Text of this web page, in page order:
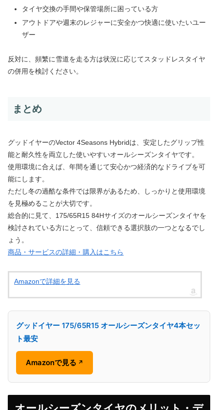
タイヤ交換の手間や保管場所に困っている方
アウトドアや週末のレジャーに安全かつ快適に使いたいユー
ザー
反対に、頻繁に雪道を走る方は状況に応じてスタッドレスタイヤ
の併用を検討ください。
まとめ
グッドイヤーのVector 4Seasons Hybridは、安定したグリップ性
能と耐久性を両立した使いやすいオールシーズンタイヤです。
使用環境に合えば、年間を通じて安心かつ経済的なドライブを可
能にします。
ただし冬の過酷な条件では限界があるため、しっかりと使用環境
を見極めることが大切です。
総合的に見て、175/65R15 84Hサイズのオールシーズンタイヤを
検討されている方にとって、信頼できる選択肢の一つとなるでし
ょう。
商品・サービスの詳細・購入はこちら
Amazonで詳細を見る
グッドイヤー 175/65R15 オールシーズンタイヤ4本セッ
ト最安
Amazonで見る ↗